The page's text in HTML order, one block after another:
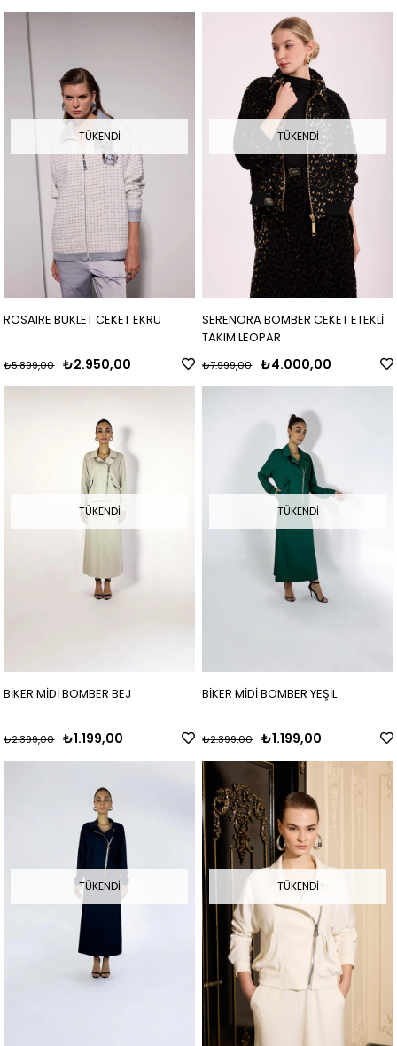
TÜKENDI
ROSAIRE BUKLET CEKET EKRU
₺2.950,00
₺5.899,00
TÜKENDI
SERENORA BOMBER CEKET ETEKLİ
TAKIM LEOPAR
₺4.000,00
₺7.999,00
TÜKENDI
BİKER MİDİ BOMBER BEJ
₺1.199,00
₺2.399,00
TÜKENDI
BİKER MİDİ BOMBER YEŞİL
₺1.199,00
₺2.399,00
TÜKENDI TÜKENDI